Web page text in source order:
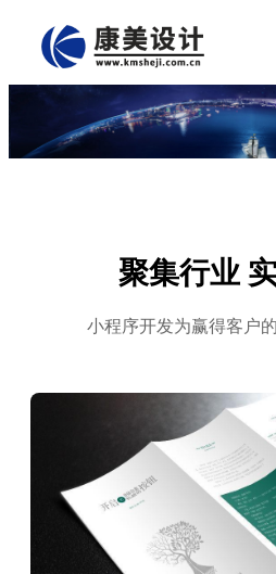
聚集行业
小程序开发为赢得客户